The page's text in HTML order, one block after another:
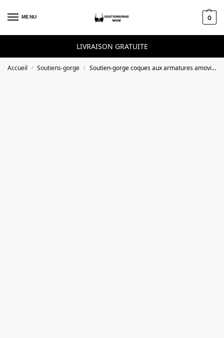
MENU 0
LIVRAISON GRATUITE
Accueil / Soutiens-gorge / Soutien-gorge coques aux armatures amovibles taupe 24h Soft Absolu